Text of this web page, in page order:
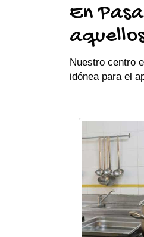
En
Nuestro centro
idónea para el